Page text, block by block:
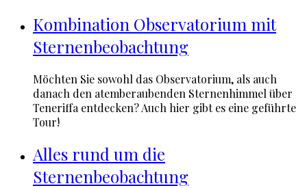
Kombination Observatorium mit
Sternenbeobachtung
Möchten Sie sowohl das Observatorium, als auch
danach den atemberaubenden Sternenhimmel über
Teneriffa entdecken? Auch hier gibt es eine geführte
Tour!
Alles rund um die
Sternenbeobachtung